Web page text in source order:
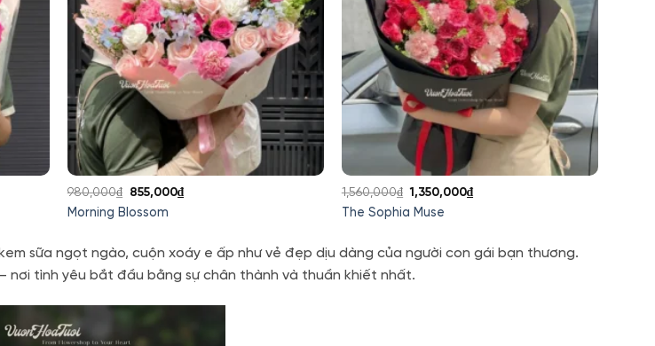
Morning Blossom
980,000₫
Giá
gốc
980,000₫.
855,000₫Giá
là:
855,000₫.
The Sophia Muse
1,560,000₫ Giá
gốc
1,560,000₫.
1,350,000₫Giá
1,350,000₫.
sữa ngọt ngào, cuộn xoáy e ấp như vẻ đẹp dịu dàng của người con gái bạn thương.
nơi tình yêu bắt đầu bằng sự chân thành và thuần khiết nhất.